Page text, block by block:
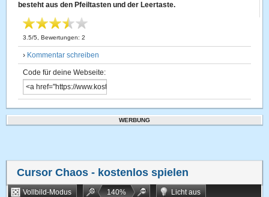
besteht aus den Pfeiltasten und der Leertaste.
3.5/5 , Bewertungen:2
› Kommentar schreiben
Code für deine Webseite:
WERBUNG
Cursor Chaos - kostenlos spielen
Vollbild-Modus 140%
Licht aus